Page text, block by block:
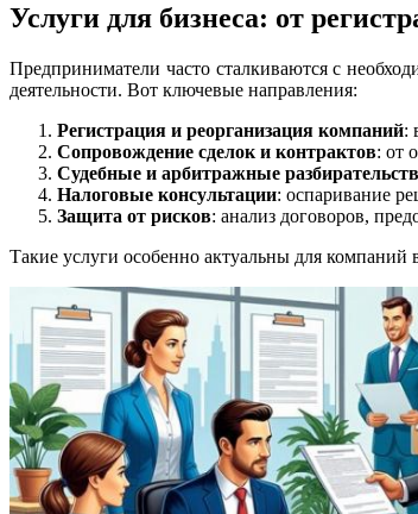
Услуги для бизнеса: от
Предприниматели часто сталкиваются с
деятельности. Вот ключевые направления:
Регистрация и реорганизация компаний:
Сопровождение сделок и контрактов: от
Судебные и арбитражные
Налоговые консультации: оспаривание
Защита от рисков: анализ договоров,
Такие услуги особенно актуальны для компаний